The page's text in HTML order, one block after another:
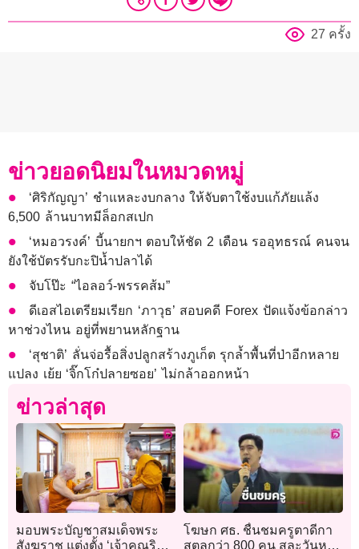
27 ครั้ง
ข่าวยอดนิยมในหมวดหมู่
‘ศิริกัญญา’ ชำแหละงบกลาง ให้จับตาใช้งบแก้ภัยแล้ง
6,500 ล้านบาทมีล็อกสเปก
‘หมอวรงค์’ บี้นายกฯ ตอบให้ชัด 2 เดือน รออุทธรณ์ คนจน
ยังใช้บัตรรับกะปิน้ำปลาได้
จับโป๊ะ “ไอลอว์-พรรคส้ม”
ดีเอสไอเตรียมเรียก ‘ภาวุธ’ สอบคดี Forex ปัดแจ้งข้อกล่าว
หาช่วงไหน อยู่ที่พยานหลักฐาน
‘สุชาติ’ ลั่นจ่อรื้อสิ่งปลูกสร้างภูเก็ต รุกล้ำพื้นที่ป่าอีกหลาย
แปลง เย้ย ‘จิ๊กโก๋ปลายซอย’ ไม่กล้าออกหน้า
ข่าวล่าสุด
มอบพระบัญชาสมเด็จพระ
สังฆราช แต่งตั้ง ‘เจ้าคุณริด’
โฆษก ศธ. ชื่นชมครูตาดีกา
สตูลกว่า 800 คน สละวันหยุด